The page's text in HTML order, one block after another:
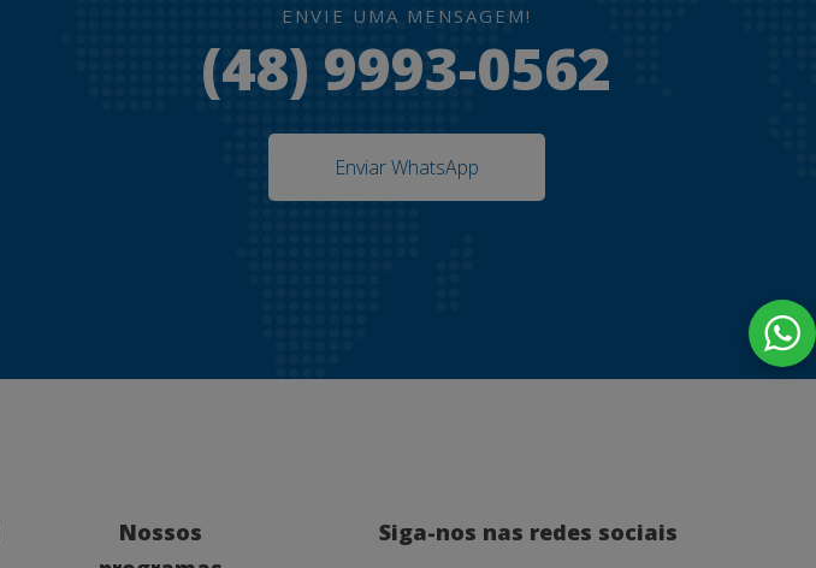
ENVIE UMA MENSAGEM!
(48) 9993-0562
Enviar WhatsApp
Nossos
Siga-nos nas redes sociais